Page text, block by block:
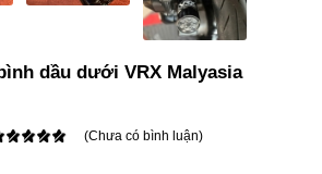
dầu dưới VRX Malyasia
(Chưa có bình luận)